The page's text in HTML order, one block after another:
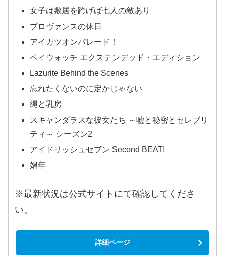
女子は敷居を跨げば七人の敵あり
プロヴァンスの休日
アイカツオンパレード！
ベイウォッチ エクステンデッド・エディション
Lazurite Behind the Scenes
忘れたくないのに定かじゃない
縄と乳房
スキャンダラスな彼女たち ～嘘と秘密とセレブリ
ティ～ シーズン2
アイドリッシュセブン Second BEAT!
娼年
※最新状況は公式サイトにて確認してくださ
い。
詳細ページ